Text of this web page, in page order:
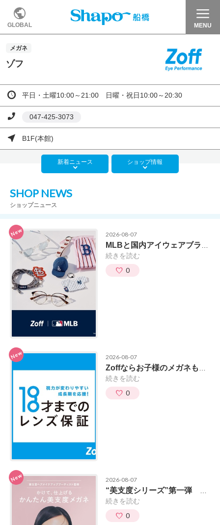
GLOBAL MENU
メガネ
ゾフ
平日・土曜10:00～21:00 日曜・祝日10:00～20:30
047-425-3073
B1F(本館)
新着ニュース ショップ情報
SHOP NEWS
ショップニュース
New 2026-08-07
続きを読む
0
New 2026-08-07
続きを読む
0
New 2026-08-07
続きを読む
0